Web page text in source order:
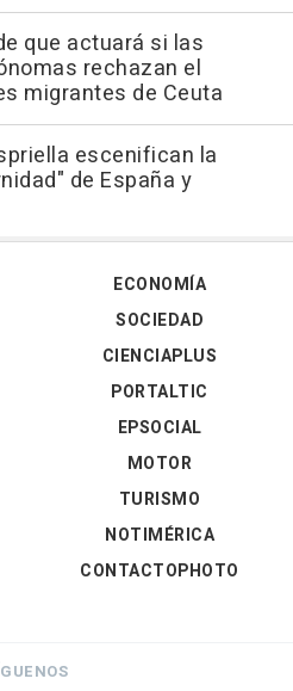
que actuará si las
rechazan el
migrantes de Ceuta
escenifican la
de España y
ECONOMÍA
SOCIEDAD
CIENCIAPLUS
PORTALTIC
EPSOCIAL
MOTOR
TURISMO
NOTIMÉRICA
CONTACTOPHOTO